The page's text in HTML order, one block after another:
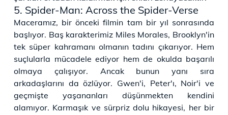
5. Spider-Man: Across the Spider-Verse
Maceramız, bir önceki filmin tam bir yıl sonrasında
başlıyor. Baş karakterimiz Miles Morales, Brooklyn'in
tek süper kahramanı olmanın tadını çıkarıyor. Hem
suçlularla mücadele ediyor hem de okulda başarılı
olmaya çalışıyor. Ancak bunun yanı sıra
arkadaşlarını da özlüyor. Gwen'i, Peter'ı, Noir'i ve
geçmişte yaşananları düşünmekten kendini
alamıyor. Karmaşık ve sürpriz dolu hikayesi, her bir